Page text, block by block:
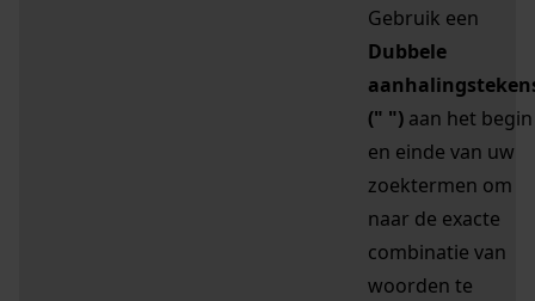
Gebruik een
Dubbele
(" ") aan het begin
en einde van uw
zoektermen om
naar de exacte
combinatie van
woorden te